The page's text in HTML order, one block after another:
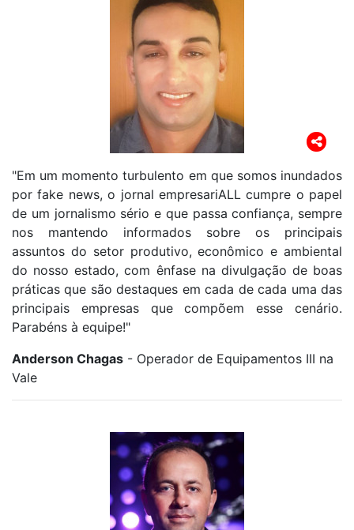
"Em um momento turbulento em que somos inundados
por fake news, o jornal empresariALL cumpre o papel
de um jornalismo sério e que passa confiança, sempre
nos mantendo informados sobre os principais
assuntos do setor produtivo, econômico e ambiental
do nosso estado, com ênfase na divulgação de boas
práticas que são destaques em cada de cada uma das
principais empresas que compõem esse cenário.
Parabéns à equipe!"
Anderson Chagas - Operador de Equipamentos III na
Vale